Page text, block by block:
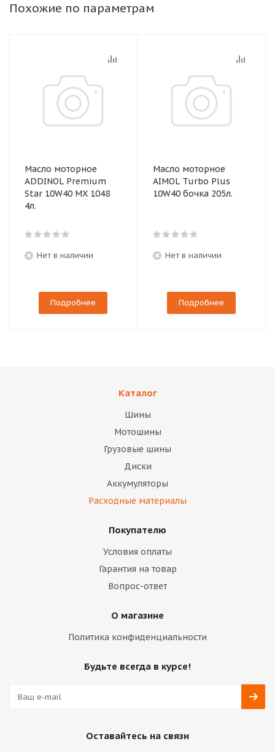
Похожие по параметрам
Масло моторное
ADDINOL Premium
Star 10W40 MX 1048
4л.
Нет в наличии
Подробнее
Масло моторное
AIMOL Turbo Plus
10W40 бочка 205л.
Нет в наличии
Подробнее
Каталог
Шины
Мотошины
Грузовые шины
Диски
Аккумуляторы
Расходные материалы
Покупателю
Условия оплаты
Гарантия на товар
Вопрос-ответ
О магазине
Политика конфиденциальности
Будьте всегда в курсе!
Оставайтесь на связи